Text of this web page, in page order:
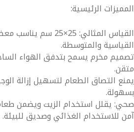
الرئيسية:
القياس المثالي: 25×25 سم
والمتوسطة.
مخرم يسمح بتدفق الهواء
التصاق الطعام لتسهيل إزالة
يقلل استخدام الزيت ويضمن
للاستخدام الغذائي وصديق للبيئة.